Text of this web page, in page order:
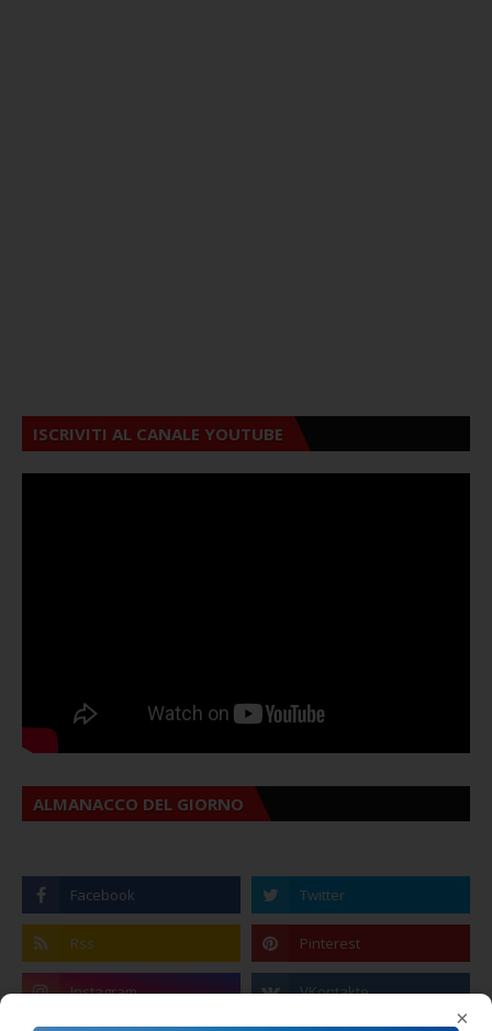
×
ISCRIVITI AL CANALE YOUTUBE
ALMANACCO DEL GIORNO